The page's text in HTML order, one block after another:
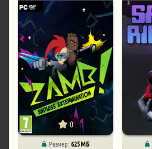
0
Размер:625 МБ